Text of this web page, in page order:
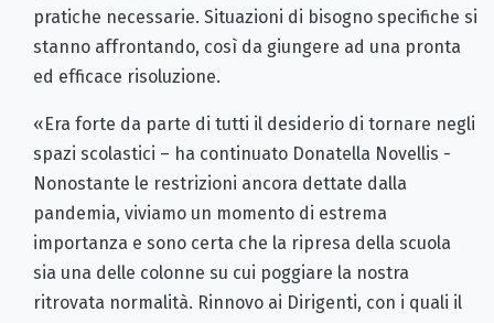
pratiche necessarie. Situazioni di bisogno specifiche si
stanno affrontando, così da giungere ad una pronta
ed efficace risoluzione.
«Era forte da parte di tutti il desiderio di tornare negli
spazi scolastici – ha continuato Donatella Novellis -
Nonostante le restrizioni ancora dettate dalla
pandemia, viviamo un momento di estrema
importanza e sono certa che la ripresa della scuola
sia una delle colonne su cui poggiare la nostra
ritrovata normalità. Rinnovo ai Dirigenti, con i quali il